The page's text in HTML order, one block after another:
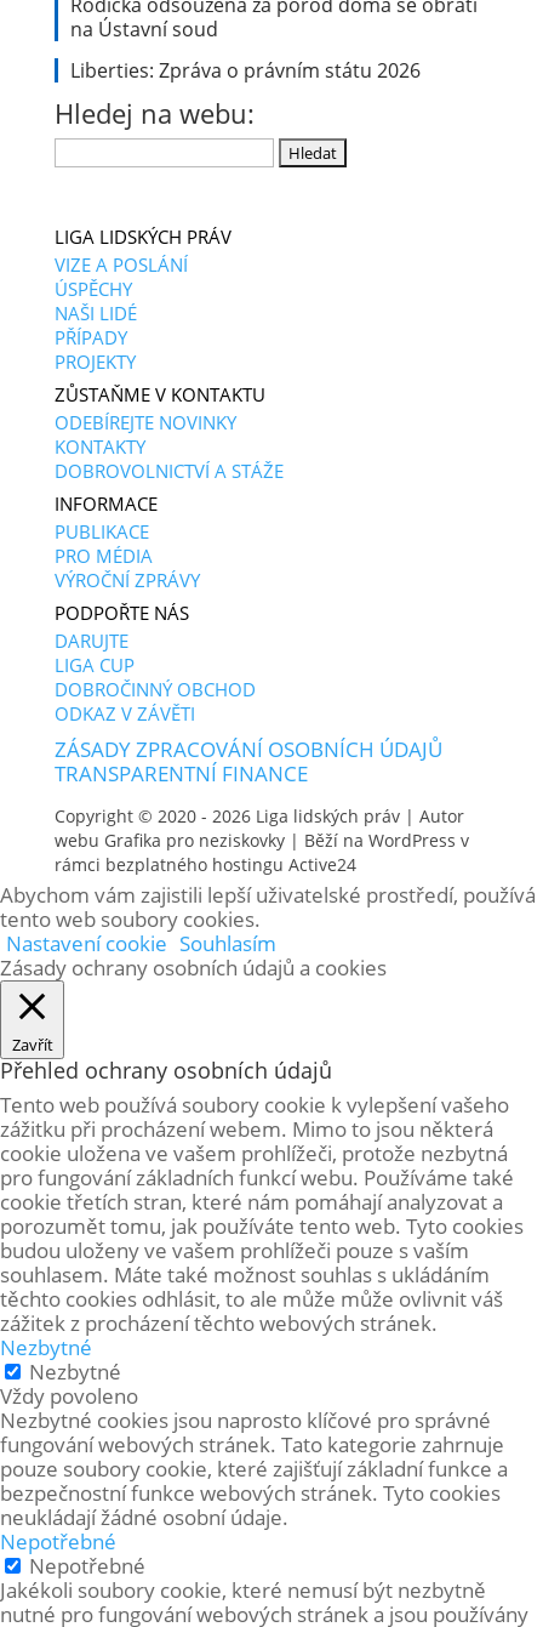
na Ústavní soud
Liberties: Zpráva o právním státu 2026
Hledej na webu:
Vyhledávání
LIGA LIDSKÝCH PRÁV
VIZE A POSLÁNÍ
ÚSPĚCHY
NAŠI LIDÉ
PŘÍPADY
PROJEKTY
ZŮSTAŇME V KONTAKTU
ODEBÍREJTE NOVINKY
KONTAKTY
DOBROVOLNICTVÍ A STÁŽE
INFORMACE
PUBLIKACE
PRO MÉDIA
VÝROČNÍ ZPRÁVY
PODPOŘTE NÁS
DARUJTE
LIGA CUP
DOBROČINNÝ OBCHOD
ODKAZ V ZÁVĚTI
ZÁSADY ZPRACOVÁNÍ OSOBNÍCH ÚDAJŮ
TRANSPARENTNÍ FINANCE
Copyright © 2020 - 2026 Liga lidských práv| Autor
webu Grafika pro neziskovky| Běží na WordPress v
rámci bezplatného hostingu Active24
Abychom vám zajistili lepší uživatelské prostředí, používá
tento web soubory cookies.
Nastavení cookie Souhlasím
Zásady ochrany osobních údajů a cookies
Zavřít
Přehled ochrany osobních údajů
Tento web používá soubory cookie k vylepšení vašeho
zážitku při procházení webem. Mimo to jsou některá
cookie uložena ve vašem prohlížeči, protože nezbytná
pro fungování základních funkcí webu. Používáme také
cookie třetích stran, které nám pomáhají analyzovat a
porozumět tomu, jak používáte tento web. Tyto cookies
budou uloženy ve vašem prohlížeči pouze s vaším
souhlasem. Máte také možnost souhlas s ukládáním
těchto cookies odhlásit, to ale může může ovlivnit váš
zážitek z procházení těchto webových stránek.
Nezbytné
Nezbytné
Vždy povoleno
Nezbytné cookies jsou naprosto klíčové pro správné
fungování webových stránek. Tato kategorie zahrnuje
pouze soubory cookie, které zajišťují základní funkce a
bezpečnostní funkce webových stránek. Tyto cookies
neukládají žádné osobní údaje.
Nepotřebné
Nepotřebné
Jakékoli soubory cookie, které nemusí být nezbytně
nutné pro fungování webových stránek a jsou používány